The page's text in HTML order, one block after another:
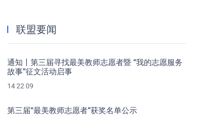
联盟要闻
通知丨第三届寻找最美教师志愿者暨 “我的志愿服务
故事”征文活动启事
14 22 09
第三届“最美教师志愿者”获奖名单公示